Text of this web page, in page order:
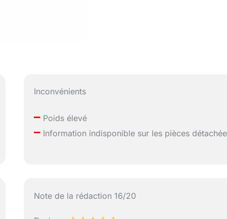
Inconvénients
– Poids élevé
– Information indisponible sur les pièces
Note de la rédaction 16/20